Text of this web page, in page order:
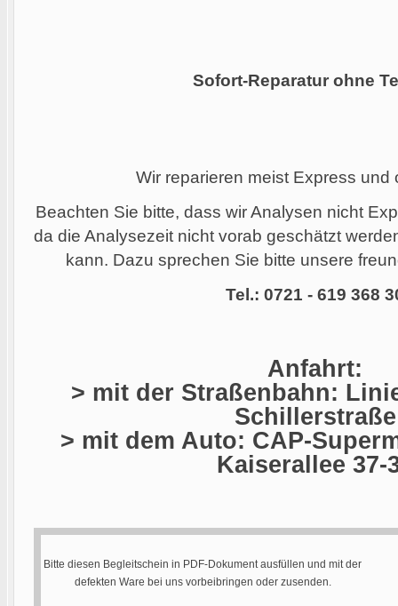
Sofort-Reparatur ohne
Wir reparieren meist Express und
Beachten Sie bitte, dass wir Analysen nicht
da die Analysezeit nicht vorab geschätzt
kann. Dazu sprechen Sie bitte unsere
Tel.: 0721 - 619 368
Anfahrt:
> mit der Straßenbahn:
Schillerstraße
> mit dem Auto: CAP-
Kaiserallee 37-
Bitte diesen Begleitschein in PDF-Dokument ausfüllen und mit der
defekten Ware bei uns vorbeibringen oder zusenden.